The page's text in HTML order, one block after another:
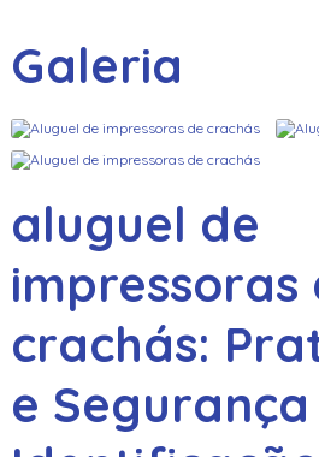
Galeria
aluguel de
impressoras
crachás:
e